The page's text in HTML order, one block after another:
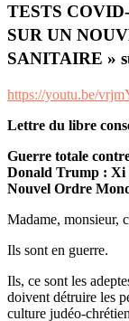
TESTS
SUR UN
SANITAIRE »
https://youtu.be/
Lettre du libre
Guerre totale
Donald Trump : Xi
Nouvel Ordre
Madame, monsieur,
Ils sont en guerre.
Ils, ce sont les
doivent détruire les
culture judéo-